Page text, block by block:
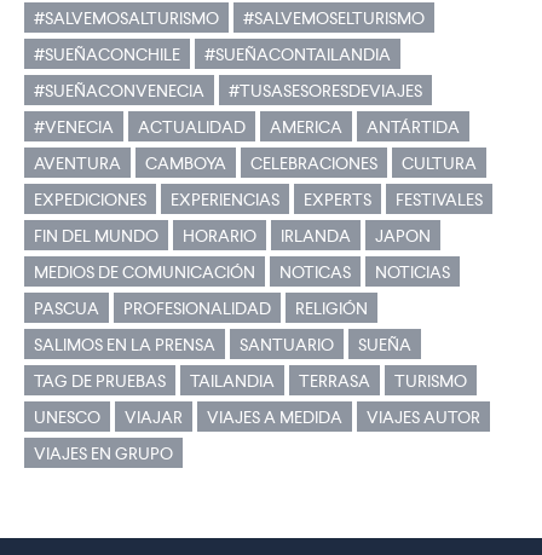
#SALVEMOSALTURISMO
#SALVEMOSELTURISMO
#SUEÑACONCHILE
#SUEÑACONTAILANDIA
#SUEÑACONVENECIA
#TUSASESORESDEVIAJES
#VENECIA
ACTUALIDAD AMERICA
ANTÁRTIDA
AVENTURA
CAMBOYA CELEBRACIONES
CULTURA
EXPEDICIONES
EXPERIENCIAS EXPERTS
FESTIVALES
FIN DEL MUNDO
HORARIO IRLANDA
JAPON
MEDIOS DE COMUNICACIÓN
NOTICAS
NOTICIAS
PASCUA
PROFESIONALIDAD
RELIGIÓN
SALIMOS EN LA PRENSA
SANTUARIO
SUEÑA
TAG DE PRUEBAS
TAILANDIA TERRASA
TURISMO
UNESCO
VIAJAR VIAJES A MEDIDA
VIAJES AUTOR
VIAJES EN GRUPO